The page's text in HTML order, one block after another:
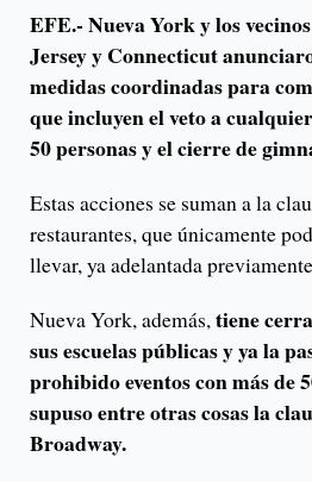
EFE.-Nueva York y los
Jersey y Connecticut
medidas coordinadas para
que incluyen el veto a
50 personas y el cierre de
Estas acciones se suman a la
restaurantes, que únicamente
llevar, ya adelantada
Nueva York, además,tiene
sus escuelas públicas y ya la
prohibido eventos con más de
supuso entre otras cosas la
Broadway.